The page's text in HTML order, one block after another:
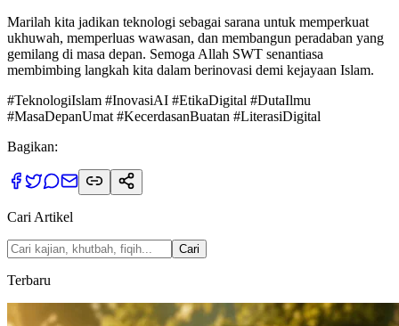
Marilah kita jadikan teknologi sebagai sarana untuk memperkuat
ukhuwah, memperluas wawasan, dan membangun peradaban yang
gemilang di masa depan. Semoga Allah SWT senantiasa
membimbing langkah kita dalam berinovasi demi kejayaan Islam.
#TeknologiIslam #InovasiAI #EtikaDigital #DutaIlmu
#MasaDepanUmat #KecerdasanBuatan #LiterasiDigital
Bagikan:
Cari Artikel
Cari
Terbaru